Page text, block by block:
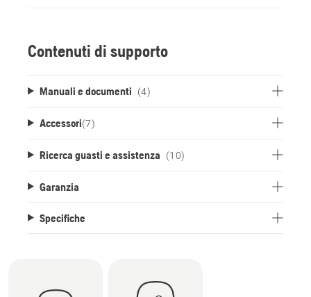
Contenuti di supporto
Manuali e documenti (4)
Accessori(7)
Ricerca guasti e assistenza (10)
Garanzia
Specifiche